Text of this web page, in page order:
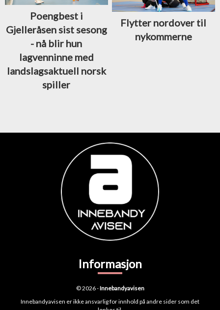
Poengbest i
Gjelleråsen sist sesong
- nå blir hun
lagvenninne med
landslagsaktuell norsk
spiller
Flytter nordover til
nykommerne
Informasjon
© 2026 -Innebandyavisen
Innebandyavisen er ikke ansvarlig for innhold på andre sider som det